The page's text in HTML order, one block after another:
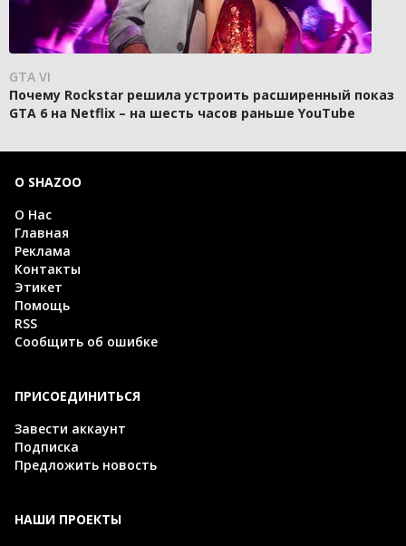
GTA VI
Почему Rockstar решила устроить расширенный показ
GTA 6 на Netflix – на шесть часов раньше YouTube
О SHAZOO
О Нас
Главная
Реклама
Контакты
Этикет
Помощь
RSS
Сообщить об ошибке
ПРИСОЕДИНИТЬСЯ
Завести аккаунт
Подписка
Предложить новость
НАШИ ПРОЕКТЫ